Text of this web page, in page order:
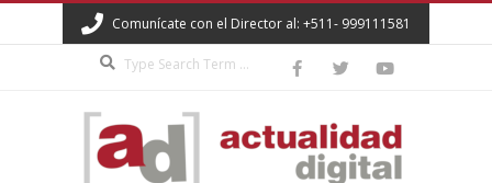
to
Comunícate con el Director al: +511- 999111581